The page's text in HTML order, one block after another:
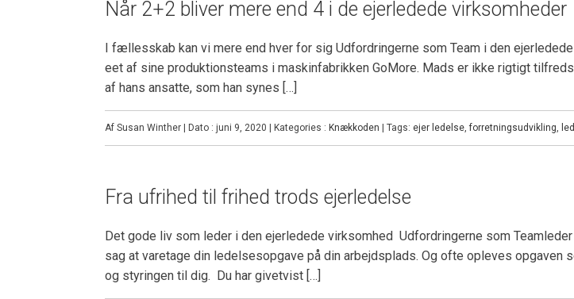
Når 2+2 bliver mere end 4 i de ejerledede virksomheder
I fællesskab kan vi mere end hver for sig Udfordringerne som Team i den
eet af sine produktionsteams i maskinfabrikken GoMore. Mads er ikke rigtigt
af hans ansatte, som han synes […]
Af Susan Winther | Dato : juni 9, 2020 | Kategories : Knækkoden | Tags: ejer ledelse,forretningsudvikling,
Fra ufrihed til frihed trods ejerledelse
Det gode liv som leder i den ejerledede virksomhed Udfordringerne som
sag at varetage din ledelsesopgave på din arbejdsplads. Og ofte opleves
og styringen til dig. Du har givetvist […]